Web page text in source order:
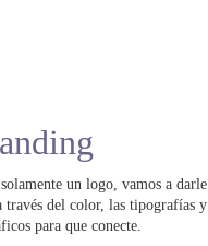
un logo, vamos a darle
través del color, las tipografías y
para que conecte.